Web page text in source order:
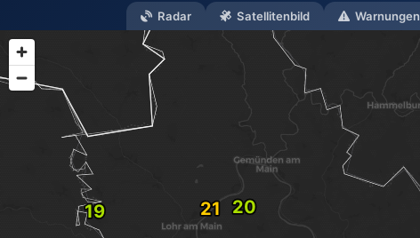
Radar Satellitenbild Warnungen